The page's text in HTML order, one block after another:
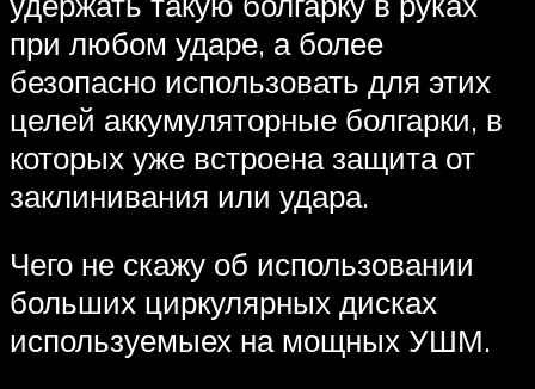
при любом ударе, а более
безопасно использовать для этих
целей аккумуляторные болгарки, в
которых уже встроена защита от
заклинивания или удара.
Чего не скажу об использовании
больших циркулярных дисках
используемыех на мощных УШМ.